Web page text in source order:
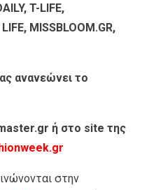
T-LIFE,
MISSBLOOM.GR,
ανανεώνει το
ή στο site της
στην